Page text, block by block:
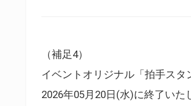
（補足4）
イベントオリジナル「拍手ス
2026年05月20日(水)に終了いた